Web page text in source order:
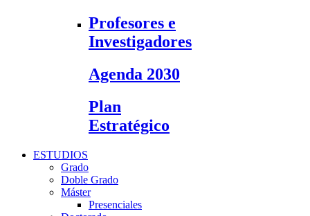
Profesores e
Investigadores
Agenda 2030
Plan
Estratégico
ESTUDIOS
Grado
Doble Grado
Máster
Presenciales